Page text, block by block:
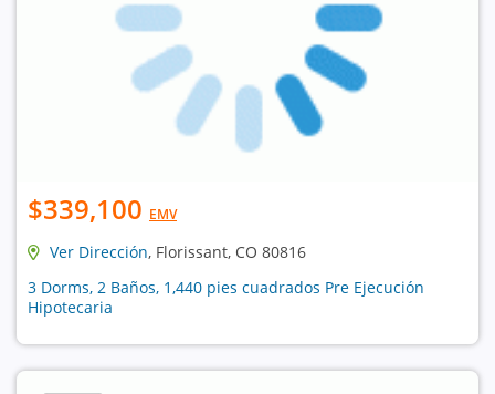
$339,100 EMV
Ver Dirección, Florissant, CO 80816
3 Dorms, 2 Baños, 1,440 pies cuadrados Pre Ejecución
Hipotecaria